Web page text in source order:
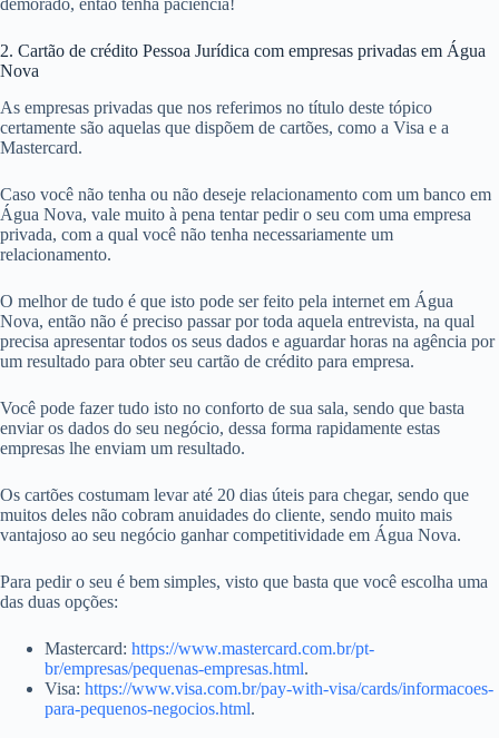
demorado, então tenha paciência!
2. Cartão de crédito Pessoa Jurídica com empresas privadas em Água
Nova
As empresas privadas que nos referimos no título deste tópico
certamente são aquelas que dispõem de cartões, como a Visa e a
Mastercard.
Caso você não tenha ou não deseje relacionamento com um banco em
Água Nova, vale muito à pena tentar pedir o seu com uma empresa
privada, com a qual você não tenha necessariamente um
relacionamento.
O melhor de tudo é que isto pode ser feito pela internet em Água
Nova, então não é preciso passar por toda aquela entrevista, na qual
precisa apresentar todos os seus dados e aguardar horas na agência por
um resultado para obter seu cartão de crédito para empresa.
Você pode fazer tudo isto no conforto de sua sala, sendo que basta
enviar os dados do seu negócio, dessa forma rapidamente estas
empresas lhe enviam um resultado.
Os cartões costumam levar até 20 dias úteis para chegar, sendo que
muitos deles não cobram anuidades do cliente, sendo muito mais
vantajoso ao seu negócio ganhar competitividade em Água Nova.
Para pedir o seu é bem simples, visto que basta que você escolha uma
das duas opções:
Mastercard: https://www.mastercard.com.br/pt-
br/empresas/pequenas-empresas.html.
Visa: https://www.visa.com.br/pay-with-visa/cards/informacoes-
para-pequenos-negocios.html.